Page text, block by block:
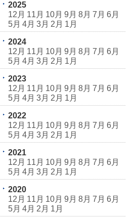
2025
12月 11月 10月 9月 8月 7月 6月
5月 4月 3月 2月 1月
2024
12月 11月 10月 9月 8月 7月 6月
5月 4月 3月 2月 1月
2023
12月 11月 10月 9月 8月 7月 6月
5月 4月 3月 2月 1月
2022
12月 11月 10月 9月 8月 7月 6月
5月 4月 3月 2月 1月
2021
12月 11月 10月 9月 8月 7月 6月
5月 4月 3月 2月 1月
2020
12月 11月 10月 9月 8月 7月 6月
5月 4月 2月 1月